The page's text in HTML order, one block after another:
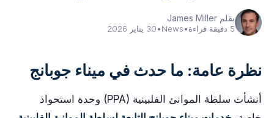
بقلم James Miller
5 دقيقة قراءة •
News
•30 يناير 2026
نظرة عامة: ما حدث في ميناء جوبانج
أنشأت سلطة الموانئ الفلبينية (PPA) وحدة استحواذ